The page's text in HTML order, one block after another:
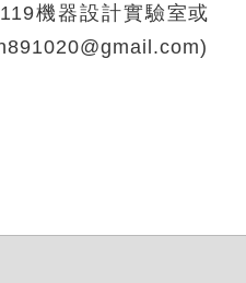
機器設計實驗室或